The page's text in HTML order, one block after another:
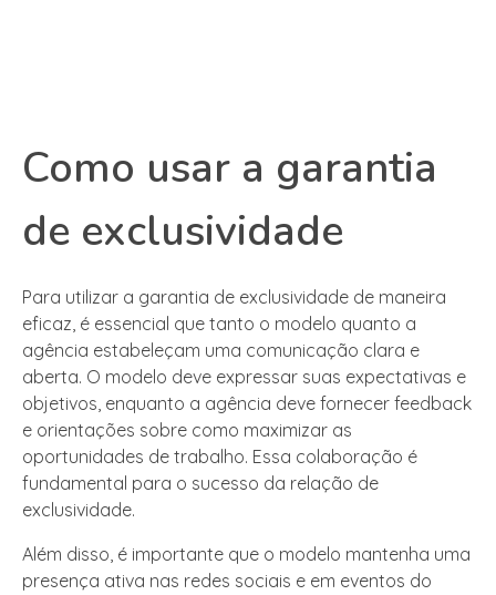
Como usar a garantia
de exclusividade
Para utilizar a garantia de exclusividade de maneira
eficaz, é essencial que tanto o modelo quanto a
agência estabeleçam uma comunicação clara e
aberta. O modelo deve expressar suas expectativas e
objetivos, enquanto a agência deve fornecer feedback
e orientações sobre como maximizar as
oportunidades de trabalho. Essa colaboração é
fundamental para o sucesso da relação de
exclusividade.
Além disso, é importante que o modelo mantenha uma
presença ativa nas redes sociais e em eventos do